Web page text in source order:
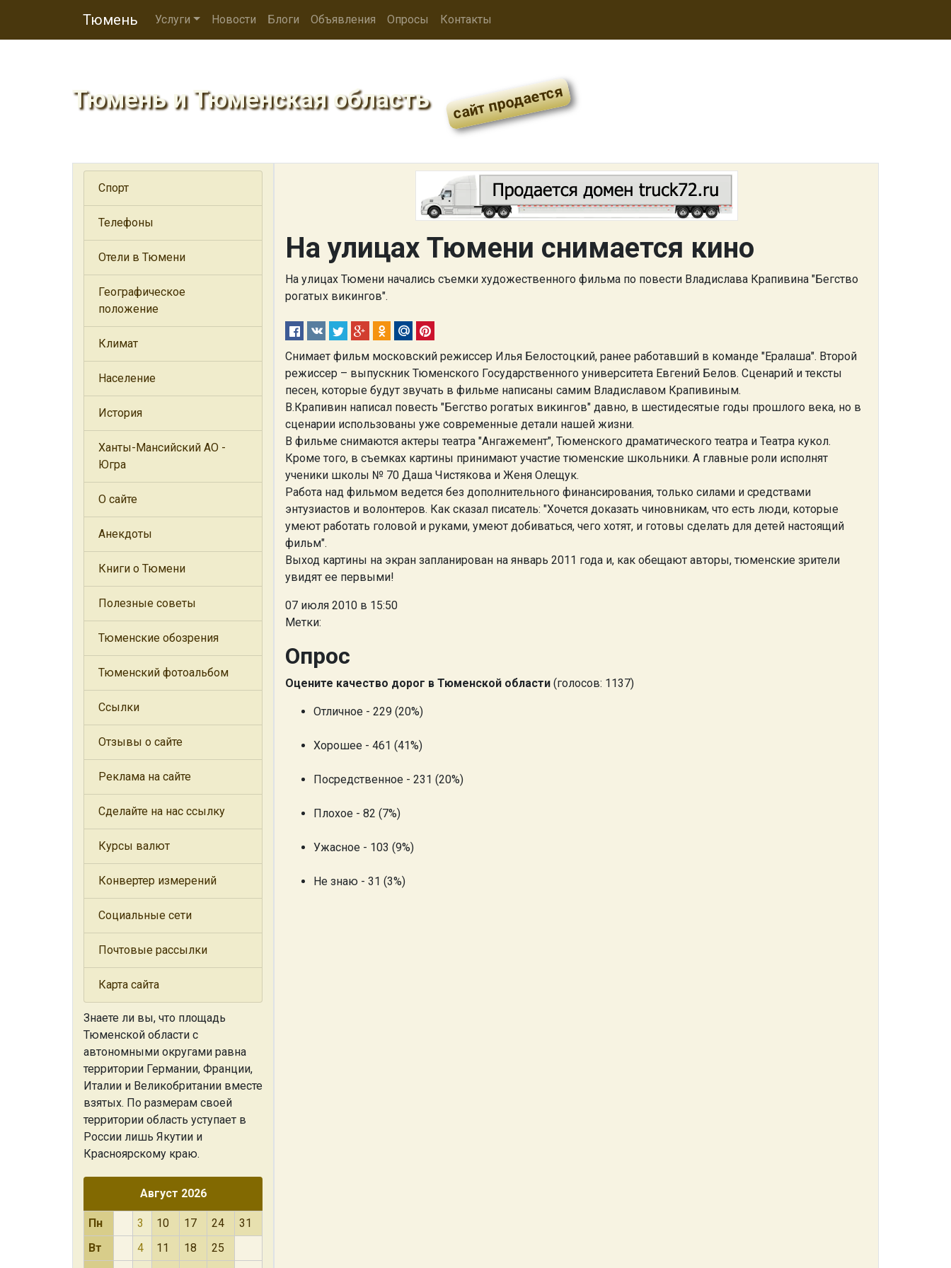
Тюмень Услуги Новости Блоги Объявления Опросы Контакты
Тюмень и Тюменская область
На улицах Тюмени снимается кино
На улицах Тюмени начались съемки художественного фильма по повести Владислава Крапивина "Бегство
рогатых викингов".
Снимает фильм московский режиссер Илья Белостоцкий, ранее работавший в команде "Ералаша". Второй
режиссер – выпускник Тюменского Государственного университета Евгений Белов. Сценарий и тексты
песен, которые будут звучать в фильме написаны самим Владиславом Крапивиным.
В.Крапивин написал повесть "Бегство рогатых викингов" давно, в шестидесятые годы прошлого века, но в
сценарии использованы уже современные детали нашей жизни.
В фильме снимаются актеры театра "Ангажемент", Тюменского драматического театра и Театра кукол.
Кроме того, в съемках картины принимают участие тюменские школьники. А главные роли исполнят
ученики школы № 70 Даша Чистякова и Женя Олещук.
Работа над фильмом ведется без дополнительного финансирования, только силами и средствами
энтузиастов и волонтеров. Как сказал писатель: "Хочется доказать чиновникам, что есть люди, которые
умеют работать головой и руками, умеют добиваться, чего хотят, и готовы сделать для детей настоящий
фильм".
Выход картины на экран запланирован на январь 2011 года и, как обещают авторы, тюменские зрители
увидят ее первыми!
07 июля 2010 в 15:50
Метки:
Опрос
Оцените качество дорог в Тюменской области (голосов: 1137)
Отличное - 229 (20%)
Хорошее - 461 (41%)
Посредственное - 231 (20%)
Плохое - 82 (7%)
Ужасное - 103 (9%)
Не знаю - 31 (3%)
Спорт
Телефоны
Отели в Тюмени
Географическое
положение
Климат
Население
История
Ханты-Мансийский АО -
Югра
О сайте
Анекдоты
Книги о Тюмени
Полезные советы
Тюменские обозрения
Тюменский фотоальбом
Ссылки
Отзывы о сайте
Реклама на сайте
Сделайте на нас ссылку
Курсы валют
Конвертер измерений
Социальные сети
Почтовые рассылки
Карта сайта
Знаете ли вы, что площадь
Тюменской области с
автономными округами равна
территории Германии, Франции,
Италии и Великобритании вместе
взятых. По размерам своей
территории область уступает в
России лишь Якутии и
Красноярскому краю.
Август 2026
Пн 3 10 17 24
31
Вт
4 11 18
25